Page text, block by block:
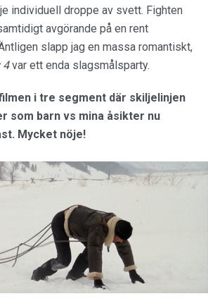
individuell droppe av svett. Fighten
avgörande på en rent
slapp jag en massa romantiskt,
4var ett enda slagsmålsparty.
i tre segment där skiljelinjen
som barn vs mina åsikter nu
Mycket nöje!